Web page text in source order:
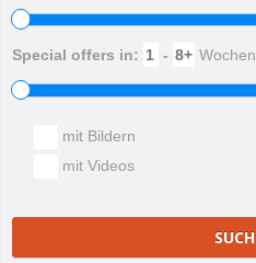
Special offers in: - Wochen
mit Bildern
mit Videos